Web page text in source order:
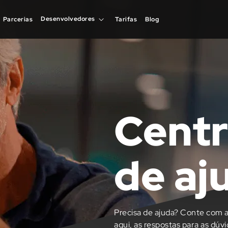
Parcerias Desenvolvedores Tarifas Blog
Parcerias Desenvolvedores Tarifas Blog
de
Precisa de ajuda? Conte com
aqui, as respostas para as